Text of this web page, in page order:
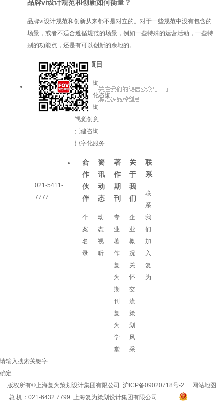
品牌vi设计​规范和创新如何衡量？
品牌vi设计​规范和创新从来都不是对立的。对于一些规范中没有包含的
场景，或者不适合遵循规范的场景，例如一些特殊的运营活动，一些特
别的功能点，还是有可以创新的余地的。
021-5411-
7777
服务项目
品牌咨询
企业文化咨询
增长咨询
视觉创意
党建咨询
数字化服务
合
作
伙
伴
个
案
名
录
资
讯
动
态
动
态
视
听
著
作
期
刊
专
业
著
作
复
为
期
刊
复
为
学
堂
关
于
我
们
企
业
概
况
关
怀
交
流
策
划
风
采
联
系
联
系
我
们
加
入
复
为
请输入搜索关键字
确定
网站地图
版权所有©上海复为策划设计集团有限公司 沪ICP备09020718号-2
总 机：021-6432 7799 上海复为策划设计集团有限公司